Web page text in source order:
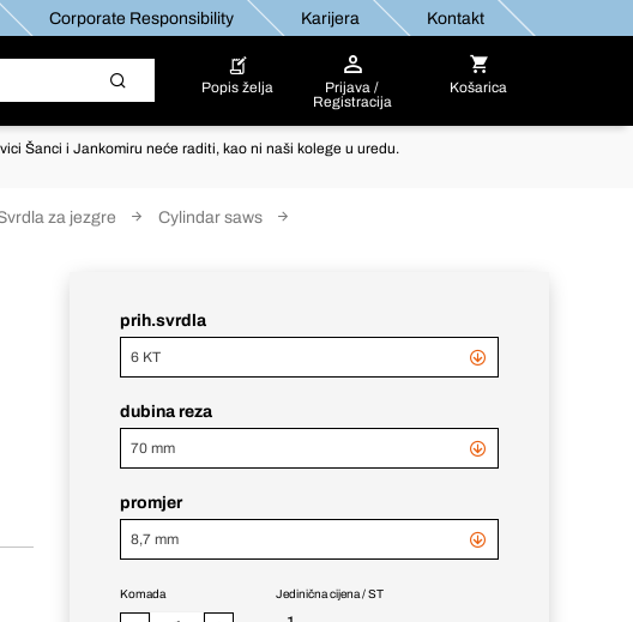
Corporate Responsibility Karijera Kontakt
Popis želja
Prijava /
Registracija
Košarica
Šanci i Jankomiru neće raditi, kao ni naši kolege u uredu.
za jezgre
Cylindar saws
prih.svrdla
6 KT
dubina reza
70 mm
promjer
8,7 mm
Jedinična cijena / ST
Komada